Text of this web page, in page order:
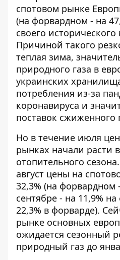
спотовом рынке
(на форвардном - на
своего
Причиной такого
теплая зима,
природного газа в
украинских
потребления из-за
коронавируса и
поставок сжиженного
Но в течение июля
рынках начали расти
отопительного
август цены на
32,3% (на форвардном
сентябре - на 11,9%
22,3% в форварде).
рынке основных
ожидается сезонный
природный газ до